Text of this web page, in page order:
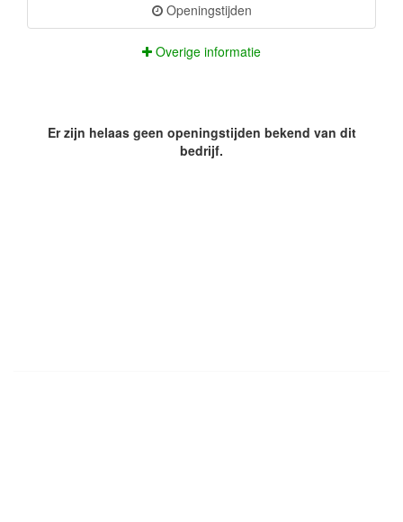
Openingstijden
Overige informatie
Er zijn helaas geen openingstijden bekend van dit
bedrijf.